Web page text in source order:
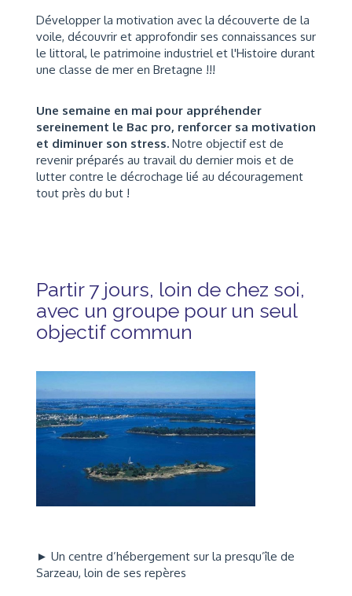
Développer la motivation avec la découverte de la
voile, découvrir et approfondir ses connaissances sur
le littoral, le patrimoine industriel et l'Histoire durant
une classe de mer en Bretagne !!!
Une semaine en mai pour appréhender
sereinement le Bac pro, renforcer sa motivation
et diminuer son stress. Notre objectif est de
revenir préparés au travail du dernier mois et de
lutter contre le décrochage lié au découragement
tout près du but !
Partir 7 jours, loin de chez soi,
avec un groupe pour un seul
objectif commun
► Un centre d’hébergement sur la presqu’île de
Sarzeau, loin de ses repères